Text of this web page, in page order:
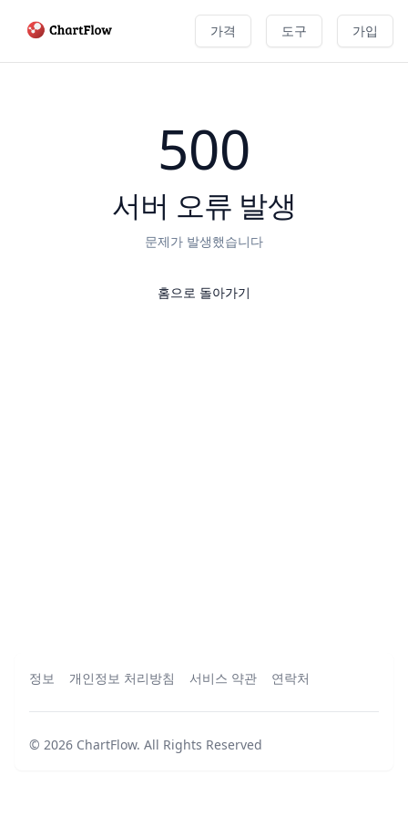
가격 도구 가입
500
서버 오류 발생
문제가 발생했습니다
홈으로 돌아가기
정보 개인정보 처리방침 서비스 약관 연락처
© 2026 ChartFlow. All Rights Reserved